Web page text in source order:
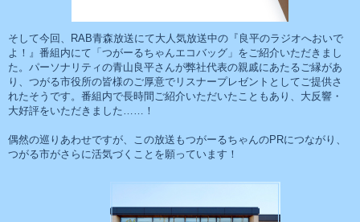
そして今回、RAB青森放送にて大人気放送中の『良平のラジオへおいで
よ！』番組内にて「つがーるちゃんエコバッグ」をご紹介いただきまし
た。パーソナリティの青山良平さんが弊社代表の親戚にあたるご縁があ
り、つがる市役所の皆様のご厚意でリスナープレゼントとしてご提供さ
れたそうです。番組内で長時間ご紹介いただいたこともあり、大反響・
大好評をいただきました……！
偶然の巡りあわせですが、この放送もつがーるちゃんのPRにつながり、
つがる市がさらに活気づくことを願っています！